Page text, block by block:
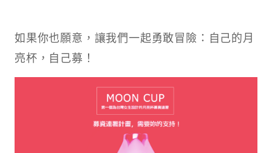
如果你也願意，讓我們一起勇敢冒險：自己的月
亮杯，自己募！